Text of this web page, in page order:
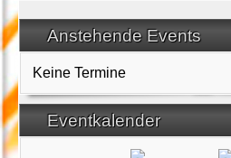
Anstehende Events
Keine Termine
Eventkalender